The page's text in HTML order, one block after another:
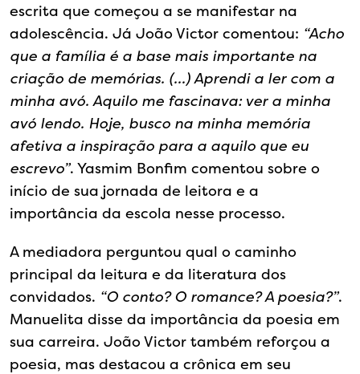
escrita que começou a se manifestar na
adolescência. Já João Victor comentou: “Acho
que a família é a base mais importante na
criação de memórias. (…) Aprendi a ler com a
minha avó. Aquilo me fascinava: ver a minha
avó lendo. Hoje, busco na minha memória
afetiva a inspiração para a aquilo que eu
escrevo”. Yasmim Bonfim comentou sobre o
início de sua jornada de leitora e a
importância da escola nesse processo.
A mediadora perguntou qual o caminho
principal da leitura e da literatura dos
convidados. “O conto? O romance? A poesia?”.
Manuelita disse da importância da poesia em
sua carreira. João Victor também reforçou a
poesia, mas destacou a crônica em seu